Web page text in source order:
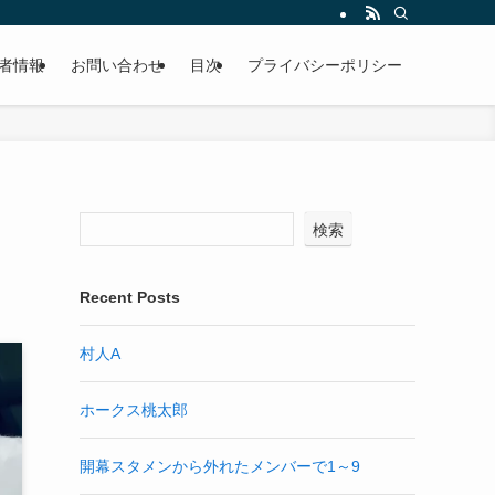
情報 お問い合わせ 目次 プライバシーポリシー
検索
Recent Posts
村人A
ホークス桃太郎
開幕スタメンから外れたメンバーで1～9